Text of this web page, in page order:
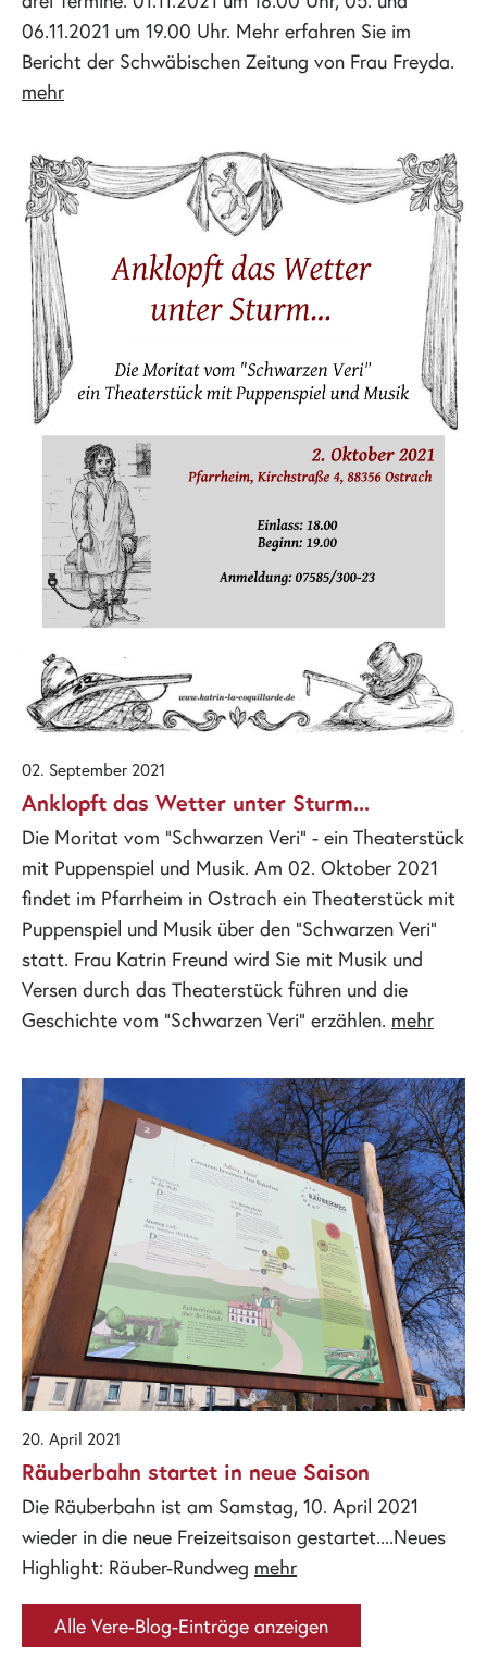
06.11.2021 um 19.00 Uhr. Mehr erfahren Sie im
Bericht der Schwäbischen Zeitung von Frau Freyda.
mehr
02. September 2021
Anklopft das Wetter unter Sturm...
Die Moritat vom "Schwarzen Veri" - ein Theaterstück
mit Puppenspiel und Musik. Am 02. Oktober 2021
findet im Pfarrheim in Ostrach ein Theaterstück mit
Puppenspiel und Musik über den "Schwarzen Veri"
statt. Frau Katrin Freund wird Sie mit Musik und
Versen durch das Theaterstück führen und die
Geschichte vom "Schwarzen Veri" erzählen. mehr
20. April 2021
Räuberbahn startet in neue Saison
Die Räuberbahn ist am Samstag, 10. April 2021
wieder in die neue Freizeitsaison gestartet....Neues
Highlight: Räuber-Rundweg mehr
Alle Vere-Blog-Einträge anzeigen